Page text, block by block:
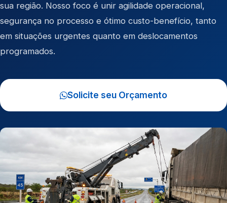
sua região. Nosso foco é unir agilidade operacional,
segurança no processo e ótimo custo-benefício, tanto
em situações urgentes quanto em deslocamentos
programados.
Solicite seu Orçamento